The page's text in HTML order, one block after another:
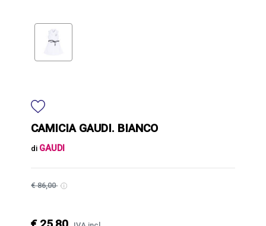
CAMICIA GAUDI. BIANCO
di GAUDI
€ 86,00